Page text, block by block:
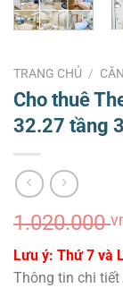
TRANG CHỦ /
Cho thuê
32.27 tầng
1.020.000
Lưu ý: Thứ 7 và
Thông tin chi tiết